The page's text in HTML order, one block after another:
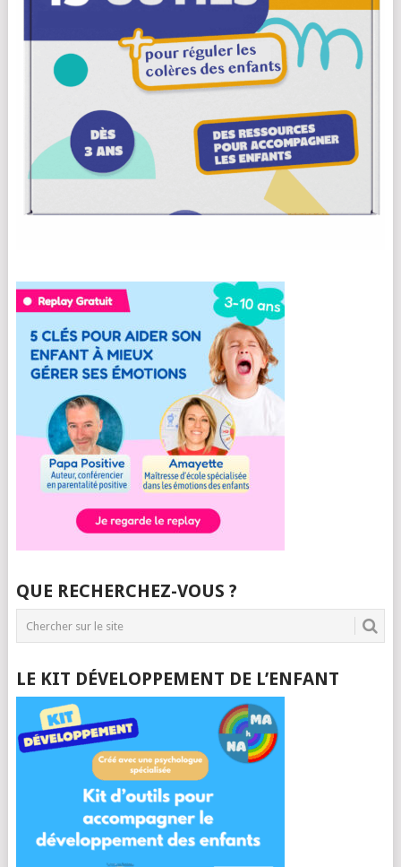
QUE RECHERCHEZ-VOUS ?
LE KIT DÉVELOPPEMENT DE L’ENFANT